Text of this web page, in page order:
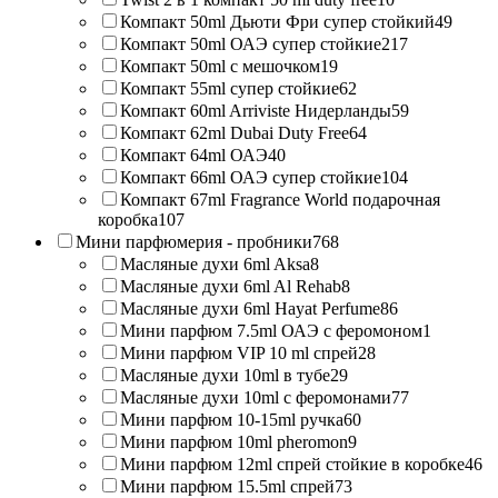
Компакт 50ml Дьюти Фри супер стойкий49
Компакт 50ml ОАЭ супер стойкие217
Компакт 50ml с мешочком19
Компакт 55ml супер стойкие62
Компакт 60ml Arriviste Нидерланды59
Компакт 62ml Dubai Duty Free64
Компакт 64ml ОАЭ40
Компакт 66ml ОАЭ супер стойкие104
Компакт 67ml Fragrance World подарочная
коробка107
Мини парфюмерия - пробники768
Масляные духи 6ml Aksa8
Масляные духи 6ml Al Rehab8
Масляные духи 6ml Hayat Perfume86
Мини парфюм 7.5ml ОАЭ с феромоном1
Мини парфюм VIP 10 ml спрей28
Масляные духи 10ml в тубе29
Масляные духи 10ml с феромонами77
Мини парфюм 10-15ml ручка60
Мини парфюм 10ml pheromon9
Мини парфюм 12ml спрей стойкие в коробке46
Мини парфюм 15.5ml спрей73